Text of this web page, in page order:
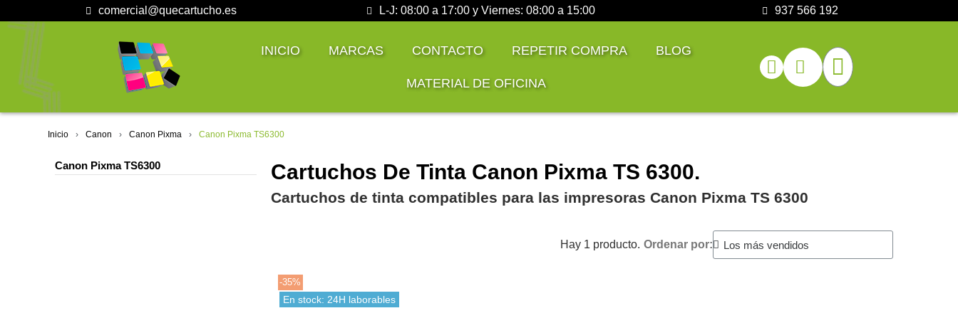
comercial@quecartucho.es L-J: 08:00 a 17:00 y Viernes: 08:00 a 15:00 937 566 192
INICIO MARCAS CONTACTO REPETIR COMPRA BLOG
MATERIAL DE OFICINA
Inicio Canon Canon Pixma Canon Pixma TS6300
Canon Pixma TS6300 Cartuchos De Tinta Canon Pixma TS 6300.
Cartuchos de tinta compatibles para las impresoras Canon Pixma TS 6300
Hay 1 producto. Ordenar por:
-35%
En stock: 24H laborables